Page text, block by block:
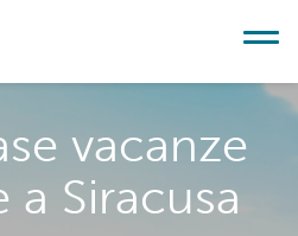
vacanze
a Siracusa